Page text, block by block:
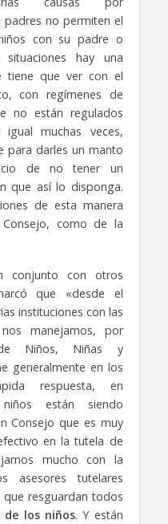
no permiten el
con su padre o
hay una
tiene que ver con el
con regímenes de
no están regulados
muchas veces,
para darles un manto
de no tener un
que así lo disponga.
de esta manera
como de la
conjunto con otros
que «desde el
instituciones con las
manejamos, por
Niños, Niñas y
generalmente en los
respuesta, en
están siendo
Consejo que es muy
en la tutela de
mucho con la
asesores tutelares
resguardan todos
los niños. Y están